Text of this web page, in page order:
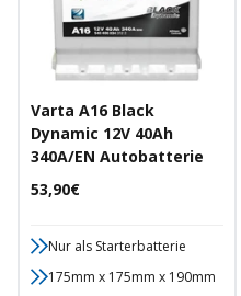
Varta A16 Black
Dynamic 12V 40Ah
340A/EN Autobatterie
Angebotspreis
53,90€
Nur als Starterbatterie
175mm x 175mm x 190mm